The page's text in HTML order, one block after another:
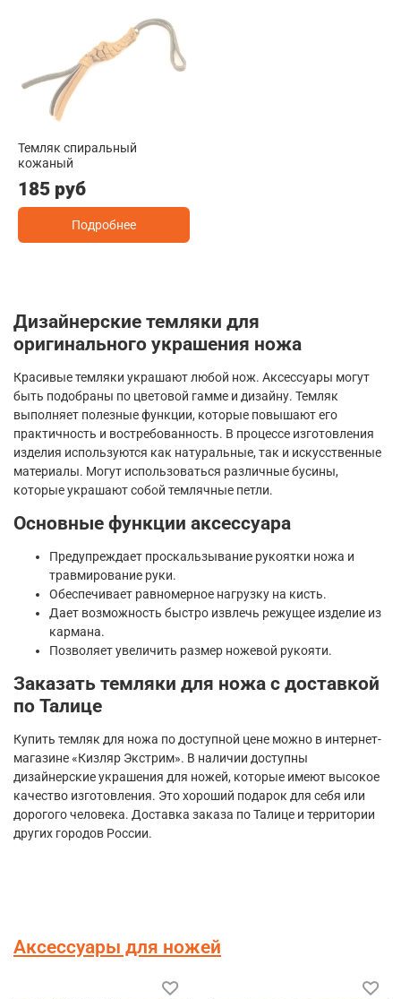
Темляк спиральный
кожаный
185 руб
Подробнее
Дизайнерские темляки для
оригинального украшения ножа
Красивые темляки украшают любой нож. Аксессуары могут
быть подобраны по цветовой гамме и дизайну. Темляк
выполняет полезные функции, которые повышают его
практичность и востребованность. В процессе изготовления
изделия используются как натуральные, так и искусственные
материалы. Могут использоваться различные бусины,
которые украшают собой темлячные петли.
Основные функции аксессуара
Предупреждает проскальзывание рукоятки ножа и
травмирование руки.
Обеспечивает равномерное нагрузку на кисть.
Дает возможность быстро извлечь режущее изделие из
кармана.
Позволяет увеличить размер ножевой рукояти.
Заказать темляки для ножа с доставкой
по Талице
Купить темляк для ножа по доступной цене можно в интернет-
магазине «Кизляр Экстрим». В наличии доступны
дизайнерские украшения для ножей, которые имеют высокое
качество изготовления. Это хороший подарок для себя или
дорогого человека. Доставка заказа по Талице и территории
других городов России.
Аксессуары для ножей